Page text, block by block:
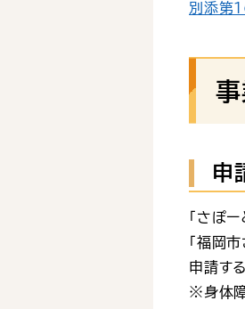
別添第
申
「さぽ
「福岡
申請す
※身体